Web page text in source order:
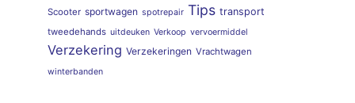
Scooter sportwagen spotrepair Tips transport
tweedehands uitdeuken Verkoop vervoermiddel
Verzekering Verzekeringen Vrachtwagen
winterbanden